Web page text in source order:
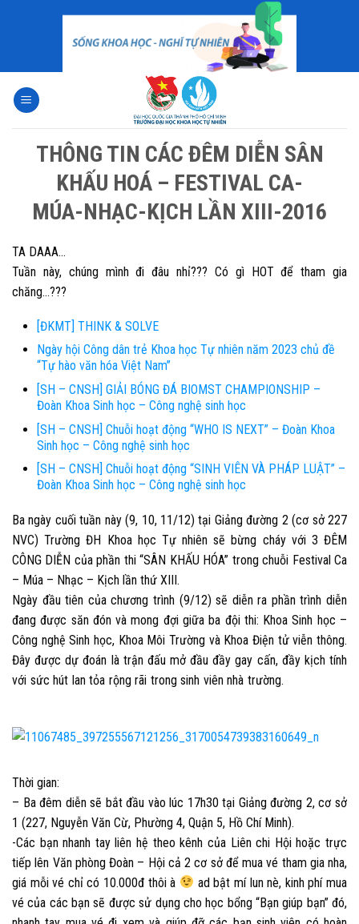
THÔNG TIN CÁC ĐÊM DIỄN SÂN
KHẤU HOÁ – FESTIVAL CA-
MÚA-NHẠC-KỊCH LẦN XIII-2016
TA DAAA…
Tuần này, chúng mình đi đâu nhỉ??? Có gì HOT để tham gia
chăng…???
[ĐKMT] THINK & SOLVE
Ngày hội Công dân trẻ Khoa học Tự nhiên năm 2023 chủ đề
“Tự hào văn hóa Việt Nam”
[SH – CNSH] GIẢI BÓNG ĐÁ BIOMST CHAMPIONSHIP –
Đoàn Khoa Sinh học – Công nghệ sinh học
[SH – CNSH] Chuỗi hoạt động “WHO IS NEXT” – Đoàn Khoa
Sinh học – Công nghệ sinh học
[SH – CNSH] Chuỗi hoạt động “SINH VIÊN VÀ PHÁP LUẬT” –
Đoàn Khoa Sinh học – Công nghệ sinh học
Ba ngày cuối tuần này (9, 10, 11/12) tại Giảng đường 2 (cơ sở 227
NVC) Trường ĐH Khoa học Tự nhiên sẽ bừng cháy với 3 ĐÊM
CÔNG DIỄN của phần thi “SÂN KHẤU HÓA” trong chuỗi Festival Ca
– Múa – Nhạc – Kịch lần thứ XIII.
Ngày đầu tiên của chương trình (9/12) sẽ diễn ra phần trình diễn
đang được săn đón và mong đợi giữa ba đội thi: Khoa Sinh học –
Công nghệ Sinh học, Khoa Môi Trường và Khoa Điện tử viễn thông.
Đây được dự đoán là trận đấu mở đầu đầy gay cấn, đầy kịch tính
với sức hút lan tỏa rộng rãi trong sinh viên nhà trường.
Thời gian:
– Ba đêm diễn sẽ bắt đầu vào lúc 17h30 tại Giảng đường 2, cơ sở
1 (227, Nguyễn Văn Cừ, Phường 4, Quận 5, Hồ Chí Minh).
-Các bạn nhanh tay liên hệ theo kênh của Liên chi Hội hoặc trực
tiếp lên Văn phòng Đoàn – Hội cả 2 cơ sở để mua vé tham gia nha,
giá mỗi vé chỉ có 10.000đ thôi à
ad bật mí lun nè, kinh phí mua
vé của các bạn sẽ được sử dụng cho học bổng “Bạn giúp bạn” đó,